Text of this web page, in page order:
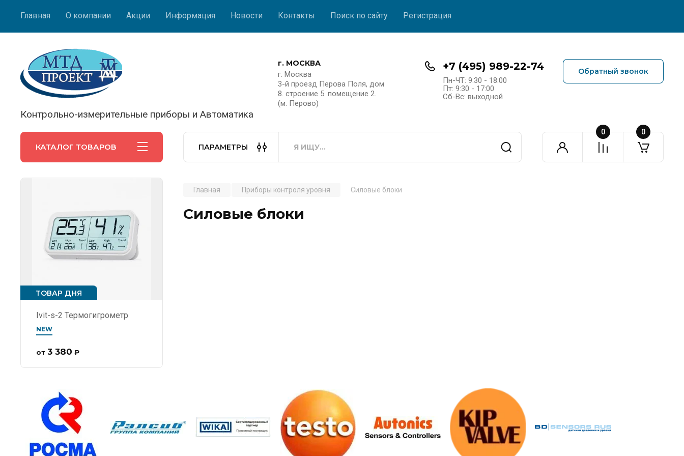
Главная О компании Акции Информация Новости Контакты Поиск по сайту Регистрация
Контрольно-измерительные приборы и Автоматика
г. МОСКВА
г. Москва
3-й проезд Перова Поля, дом
8. строение 5. помещение 2.
(м. Перово)
+7 (495) 989-22-74
Пн-ЧТ: 9:30 - 18:00
Пт: 9:30 - 17:00
Сб-Вс: выходной
Обратный звонок
КАТАЛОГ ТОВАРОВ ПАРАМЕТРЫ
0 0
ТОВАР ДНЯ
Ivit-s-2 Термогигрометр
NEW
от 3 380 ₽
Главная Приборы контроля уровня Силовые блоки
Силовые блоки